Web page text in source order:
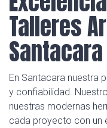
Talleres
Santacara
En Santacara nuestra
y confiabilidad.
nuestras modernas
cada proyecto con un